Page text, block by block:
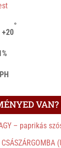
+20
°
VAN?
– paprikás